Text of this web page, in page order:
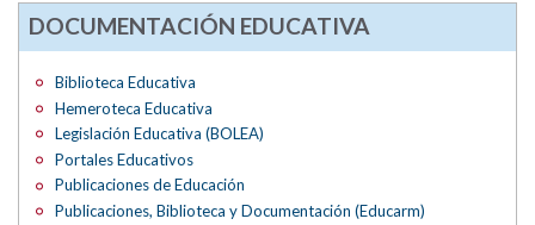
DOCUMENTACIÓN EDUCATIVA
Biblioteca Educativa
Hemeroteca Educativa
Legislación Educativa (BOLEA)
Portales Educativos
Publicaciones de Educación
Publicaciones, Biblioteca y Documentación (Educarm)